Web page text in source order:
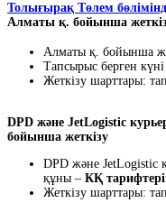
Толығырақ Төлем
Алматы қ. бойынша
Алматы қ. бойынша
Тапсырыс берген күні
Жеткізу шарттары:
DPD және JetLogistic
бойынша жеткізу
DPD және JetLogistic
құны – КҚ
Жеткізу шарттары: